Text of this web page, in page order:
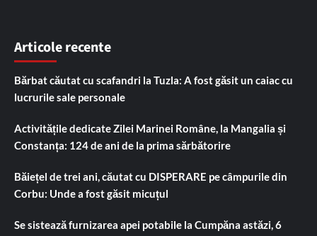
Articole recente
Bărbat căutat cu scafandri la Tuzla: A fost găsit un caiac cu
lucrurile sale personale
Activitățile dedicate Zilei Marinei Române, la Mangalia și
Constanța: 124 de ani de la prima sărbătorire
Băiețel de trei ani, căutat cu DISPERARE pe câmpurile din
Corbu: Unde a fost găsit micuțul
Se sistează furnizarea apei potabile la Cumpăna astăzi, 6